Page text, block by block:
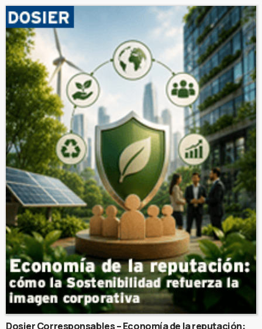
Dosier Corresponsables – Economía de la reputación: